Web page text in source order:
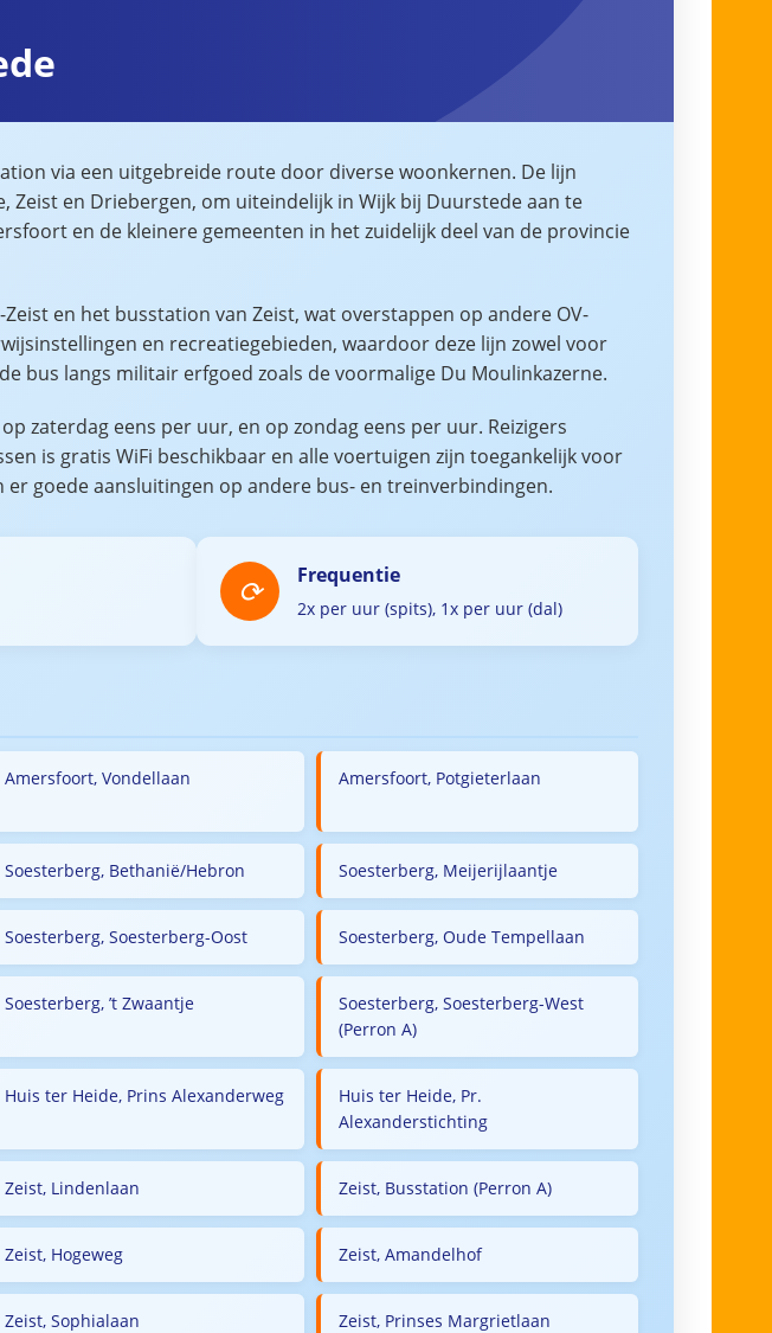
via een uitgebreide route door diverse woonkernen. De lijn
en Driebergen, om uiteindelijk in Wijk bij Duurstede aan te
en de kleinere gemeenten in het zuidelijk deel van de provincie
en het busstation van Zeist, wat overstappen op andere OV-
en recreatiegebieden, waardoor deze lijn zowel voor
bus langs militair erfgoed zoals de voormalige Du Moulinkazerne.
zaterdag eens per uur, en op zondag eens per uur. Reizigers
is gratis WiFi beschikbaar en alle voertuigen zijn toegankelijk voor
goede aansluitingen op andere bus- en treinverbindingen.
Frequentie
2x per uur (spits), 1x per uur (dal)
Amersfoort, Vondellaan Amersfoort, Potgieterlaan
Soesterberg, Bethanië/Hebron Soesterberg, Meijerijlaantje
Soesterberg, Soesterberg-Oost Soesterberg, Oude Tempellaan
Soesterberg, ’t Zwaantje
Soesterberg, Soesterberg-West
(Perron A)
Huis ter Heide, Prins Alexanderweg
Huis ter Heide, Pr.
Alexanderstichting
Zeist, Lindenlaan Zeist, Busstation (Perron A)
Zeist, Hogeweg Zeist, Amandelhof
Zeist, Sophialaan Zeist, Prinses Margrietlaan